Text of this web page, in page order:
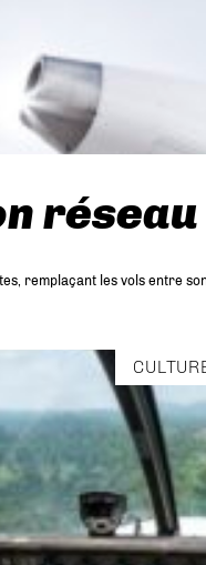
remplaçant les vols entre